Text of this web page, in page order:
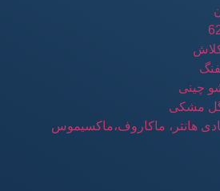
چینی
مشکی
هانتر، ماکاروف،ماکسیموس